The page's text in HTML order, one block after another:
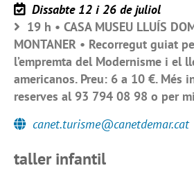
Dissabte 12 i 26 de juliol
19 h • CASA MUSEU LLUÍS
MONTANER • Recorregut guiat
l’empremta del Modernisme i el
americanos. Preu: 6 a 10 €. Més
reserves al 93 794 08 98 o per
canet.turisme@canetdemar.cat
taller infantil